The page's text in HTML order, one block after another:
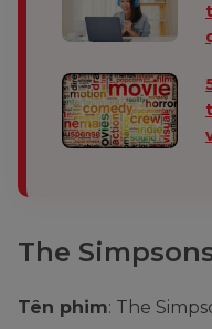
The
Tên phim: The